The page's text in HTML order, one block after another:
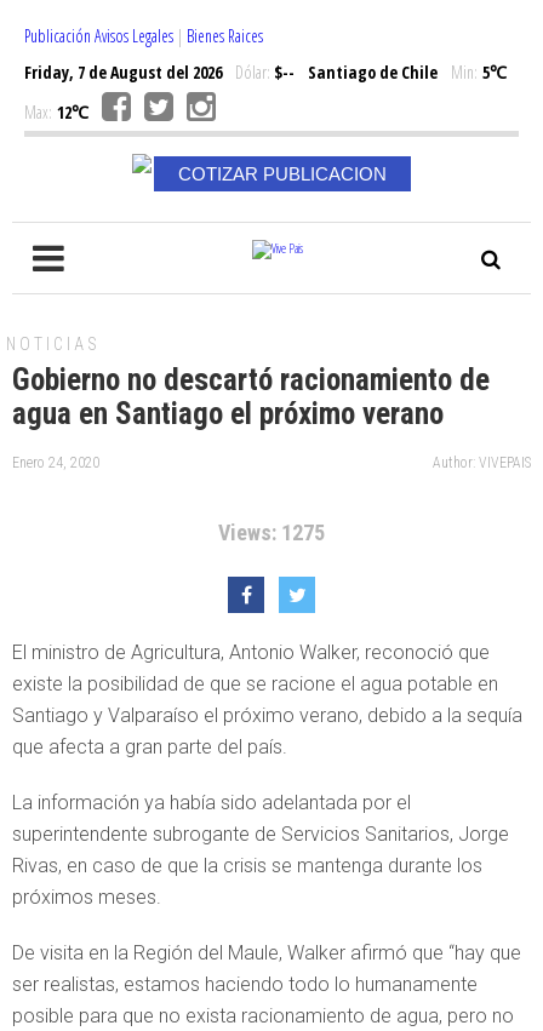
Publicación Avisos Legales | Bienes Raices
Friday, 7 de August del 2026Dólar: $-- Santiago de Chile Min: 5℃
Max: 12℃
COTIZAR PUBLICACION
NOTICIAS
Gobierno no descartó racionamiento de
agua en Santiago el próximo verano
Enero 24, 2020 Author: VIVEPAIS
Views: 1275
El ministro de Agricultura, Antonio Walker, reconoció que
existe la posibilidad de que se racione el agua potable en
Santiago y Valparaíso el próximo verano, debido a la sequía
que afecta a gran parte del país.
La información ya había sido adelantada por el
superintendente subrogante de Servicios Sanitarios, Jorge
Rivas, en caso de que la crisis se mantenga durante los
próximos meses.
De visita en la Región del Maule, Walker afirmó que “hay que
ser realistas, estamos haciendo todo lo humanamente
posible para que no exista racionamiento de agua, pero no